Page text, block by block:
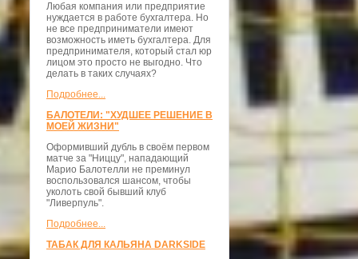
Любая компания или предприятие
нуждается в работе бухгалтера. Но
не все предприниматели имеют
возможность иметь бухгалтера. Для
предпринимателя, который стал юр
лицом это просто не выгодно. Что
делать в таких случаях?
Подробнее...
БАЛОТЕЛИ: "ХУДШЕЕ РЕШЕНИЕ В
МОЕЙ ЖИЗНИ"
Оформивший дубль в своём первом
матче за "Ниццу", нападающий
Марио Балотелли не преминул
воспользовался шансом, чтобы
уколоть свой бывший клуб
"Ливерпуль".
Подробнее...
ТАБАК ДЛЯ КАЛЬЯНА DARKSIDE